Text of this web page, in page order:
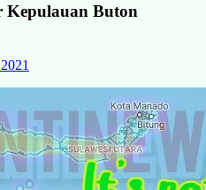
Buton